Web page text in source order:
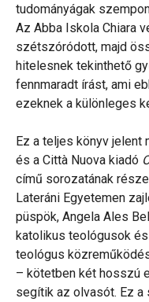
tudományágak
Az Abba Iskola Chiara
szétszóródott, majd
hitelesnek tekinthető
fennmaradt írást, ami
ezeknek a különleges
Ez a teljes könyv jelent
és a Città Nuova kiadó
című sorozatának
Lateráni Egyetemen
püspök, Angela Ales
katolikus teológusok
teológus
– kötetben két hosszú
segítik az olvasót. Ez